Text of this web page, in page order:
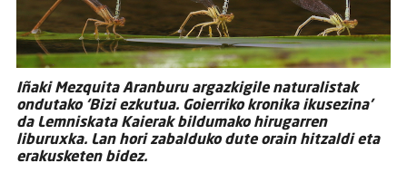
Iñaki Mezquita Aranburu argazkigile naturalistak
ondutako ‘Bizi ezkutua. Goierriko kronika ikusezina’
da Lemniskata Kaierak bildumako hirugarren
liburuxka. Lan hori zabalduko dute orain hitzaldi eta
erakusketen bidez.